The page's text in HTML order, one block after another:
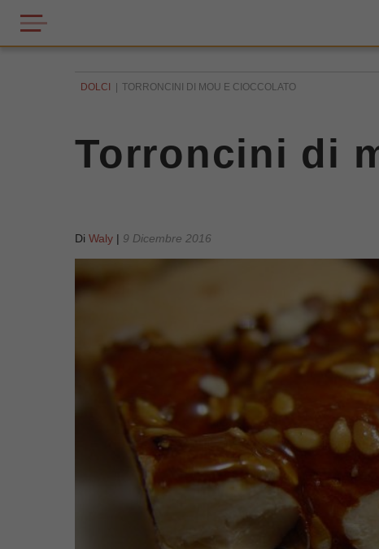
DOLCI TORRONCINI DI MOU E CIOCCOLATO
Torroncini di
Di Waly | 9 Dicembre 2016